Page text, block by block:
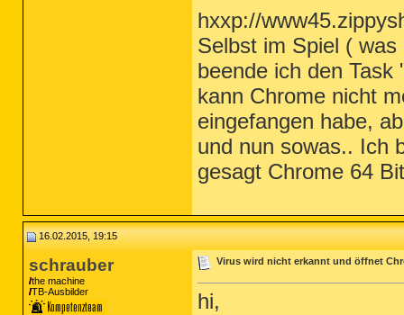
hxxp://
Selbst im Spiel (
beende ich den
kann Chrome nicht
eingefangen habe,
und nun sowas.. Ich
gesagt Chrome 64
16.02.2015, 19:15
schrauber
the machine
TB-Ausbilder
Virus wird nicht erkannt und öffnet
hi,